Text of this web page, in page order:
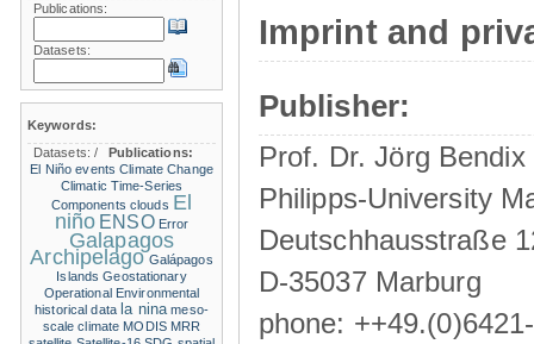
Imprint and
Publisher:
Prof. Dr. Jörg Bendix
Philipps-University
Deutschhausstraße
D-35037 Marburg
phone:
Publications:
Datasets:
Keywords:
Datasets:/
Publications:
El Niño events Climate Change
Climatic Time-Series
Components clouds El
niño ENSO Error
Galapagos
Archipelago Galápagos
Islands Geostationary
Operational Environmental
historical data la nina meso-
scale climate MODIS MRR